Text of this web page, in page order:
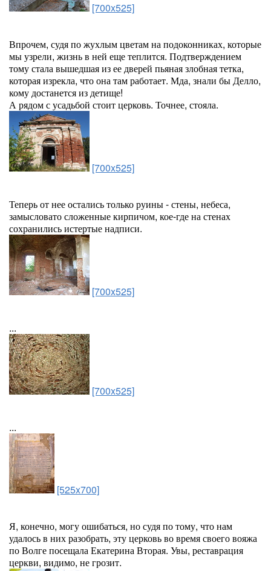
[700x525]
Впрочем, судя по жухлым цветам на подоконниках, которые
мы узрели, жизнь в ней еще теплится. Подтверждением
тому стала вышедшая из ее дверей пьяная злобная тетка,
которая изрекла, что она там работает. Мда, знали бы Делло,
кому достанется из детище!
А рядом с усадьбой стоит церковь. Точнее, стояла.
[700x525]
Теперь от нее остались только руины - стены, небеса,
замысловато сложенные кирпичом, кое-где на стенах
сохранились истертые надписи.
[700x525]
...
[700x525]
...
[525x700]
Я, конечно, могу ошибаться, но судя по тому, что нам
удалось в них разобрать, эту церковь во время своего вояжа
по Волге посещала Екатерина Вторая. Увы, реставрация
церкви, видимо, не грозит.